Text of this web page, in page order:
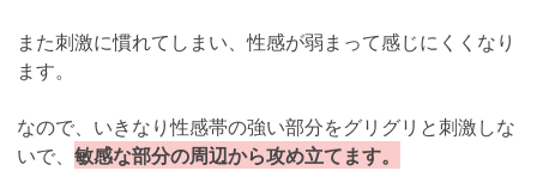
また刺激に慣れてしまい、性感が弱まって感じにくくなり
ます。
なので、いきなり性感帯の強い部分をグリグリと刺激しな
いで、 敏感な部分の周辺から攻め立てます。